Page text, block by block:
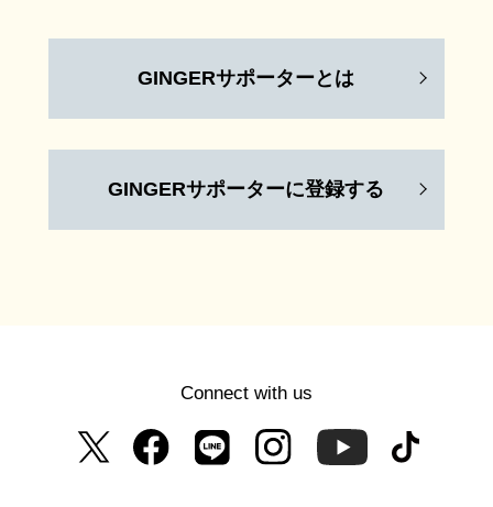
GINGERサポーターとは
GINGERサポーターに登録する
Connect with us